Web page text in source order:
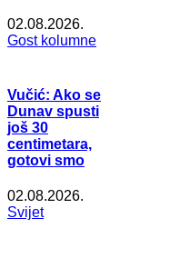
02.08.2026.
Gost kolumne
Vučić: Ako se
Dunav spusti
još 30
centimetara,
gotovi smo
02.08.2026.
Svijet